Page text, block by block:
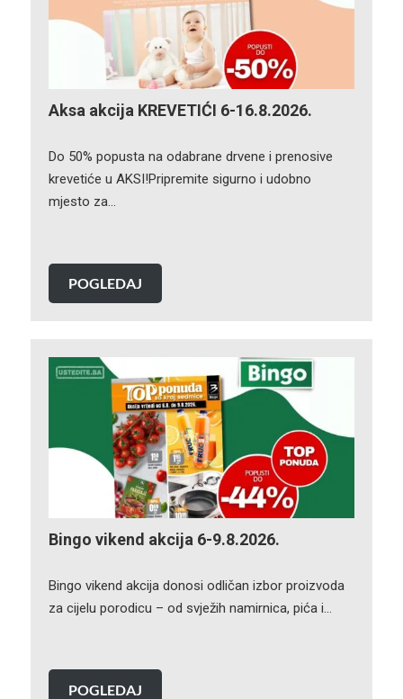
Aksa akcija KREVETIĆI 6-16.8.2026.
Do 50% popusta na odabrane drvene i prenosive
krevetiće u AKSI!Pripremite sigurno i udobno
mjesto za…
POGLEDAJ
Bingo vikend akcija 6-9.8.2026.
Bingo vikend akcija donosi odličan izbor proizvoda
za cijelu porodicu – od svježih namirnica, pića i…
POGLEDAJ